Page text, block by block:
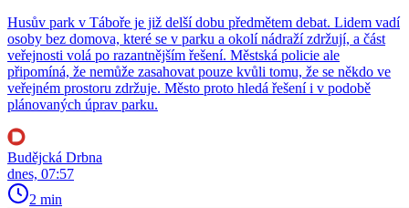
Husův park v Táboře je již delší dobu předmětem debat. Lidem vadí
osoby bez domova, které se v parku a okolí nádraží zdržují, a část
veřejnosti volá po razantnějším řešení. Městská policie ale
připomíná, že nemůže zasahovat pouze kvůli tomu, že se někdo ve
veřejném prostoru zdržuje. Město proto hledá řešení i v podobě
plánovaných úprav parku.
Budějcká Drbna
dnes, 07:57
2 min